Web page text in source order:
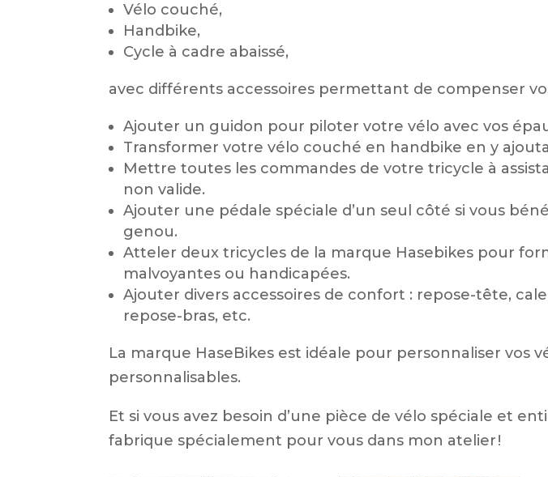
Vélo couché,
Handbike,
Cycle à cadre abaissé,
avec différents accessoires permettant de compenser
Ajouter un guidon pour piloter votre vélo avec vos
Transformer votre vélo couché en handbike en y
Mettre toutes les commandes de votre tricycle à
non valide.
Ajouter une pédale spéciale d’un seul côté si vous
genou.
Atteler deux tricycles de la marque Hasebikes pour
malvoyantes ou handicapées.
Ajouter divers accessoires de confort : repose-tête,
repose-bras, etc.
La marque HaseBikes est idéale pour personnaliser vos
personnalisables.
Et si vous avez besoin d’une pièce de vélo spéciale et
fabrique spécialement pour vous dans mon atelier !